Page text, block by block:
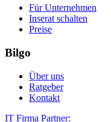
Für Unternehmen
Inserat schalten
Preise
Bilgo
Über uns
Ratgeber
Kontakt
IT Firma Partner: